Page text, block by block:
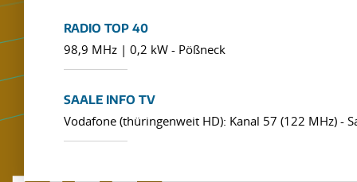
RADIO TOP 40
98,9 MHz | 0,2 kW - Pößneck
SAALE INFO TV
Vodafone (thüringenweit HD): Kanal 57 (122 MHz) -